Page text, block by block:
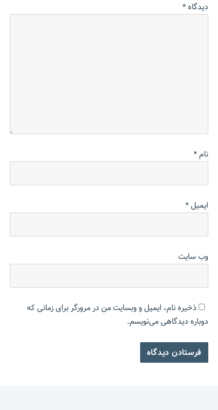
دیدگاه*
نام*
ایمیل*
وب‌ سایت
ذخیره نام، ایمیل و وبسایت من در مرورگر برای زمانی که
دوباره دیدگاهی می‌نویسم.